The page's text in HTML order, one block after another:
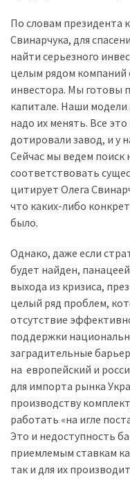
Історії
(3 678)
Тюнинг
спорт
(733)
Події
Автовласнику
(474)
(370)
Автошоу
(358)
Головне
(324)
Тест-
драйв
(212)
Без
рубрики
По словам президента
Свинарчука, для
найти серьезного
целым рядом компаний
инвестора. Мы готовы
капитале. Наши модели
надо их менять. Все
дотировали завод, и у
Сейчас мы ведем поиск
соответствовать
цитирует Олега
что каких-либо
было.
Однако, даже если
будет найден,
выхода из кризиса,
целый ряд проблем,
отсутствие
поддержки
заградительные
на европейский и
для импорта рынка
производству
работать «на игле
Это и недоступность
приемлемым ставкам
так и для их